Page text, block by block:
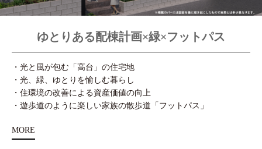
ゆとりある配棟計画×緑×フットパス
・光と風が包む「高台」の住宅地
・光、緑、ゆとりを愉しむ暮らし
・住環境の改善による資産価値の向上
・遊歩道のように楽しい家族の散歩道「フットパス」
MORE